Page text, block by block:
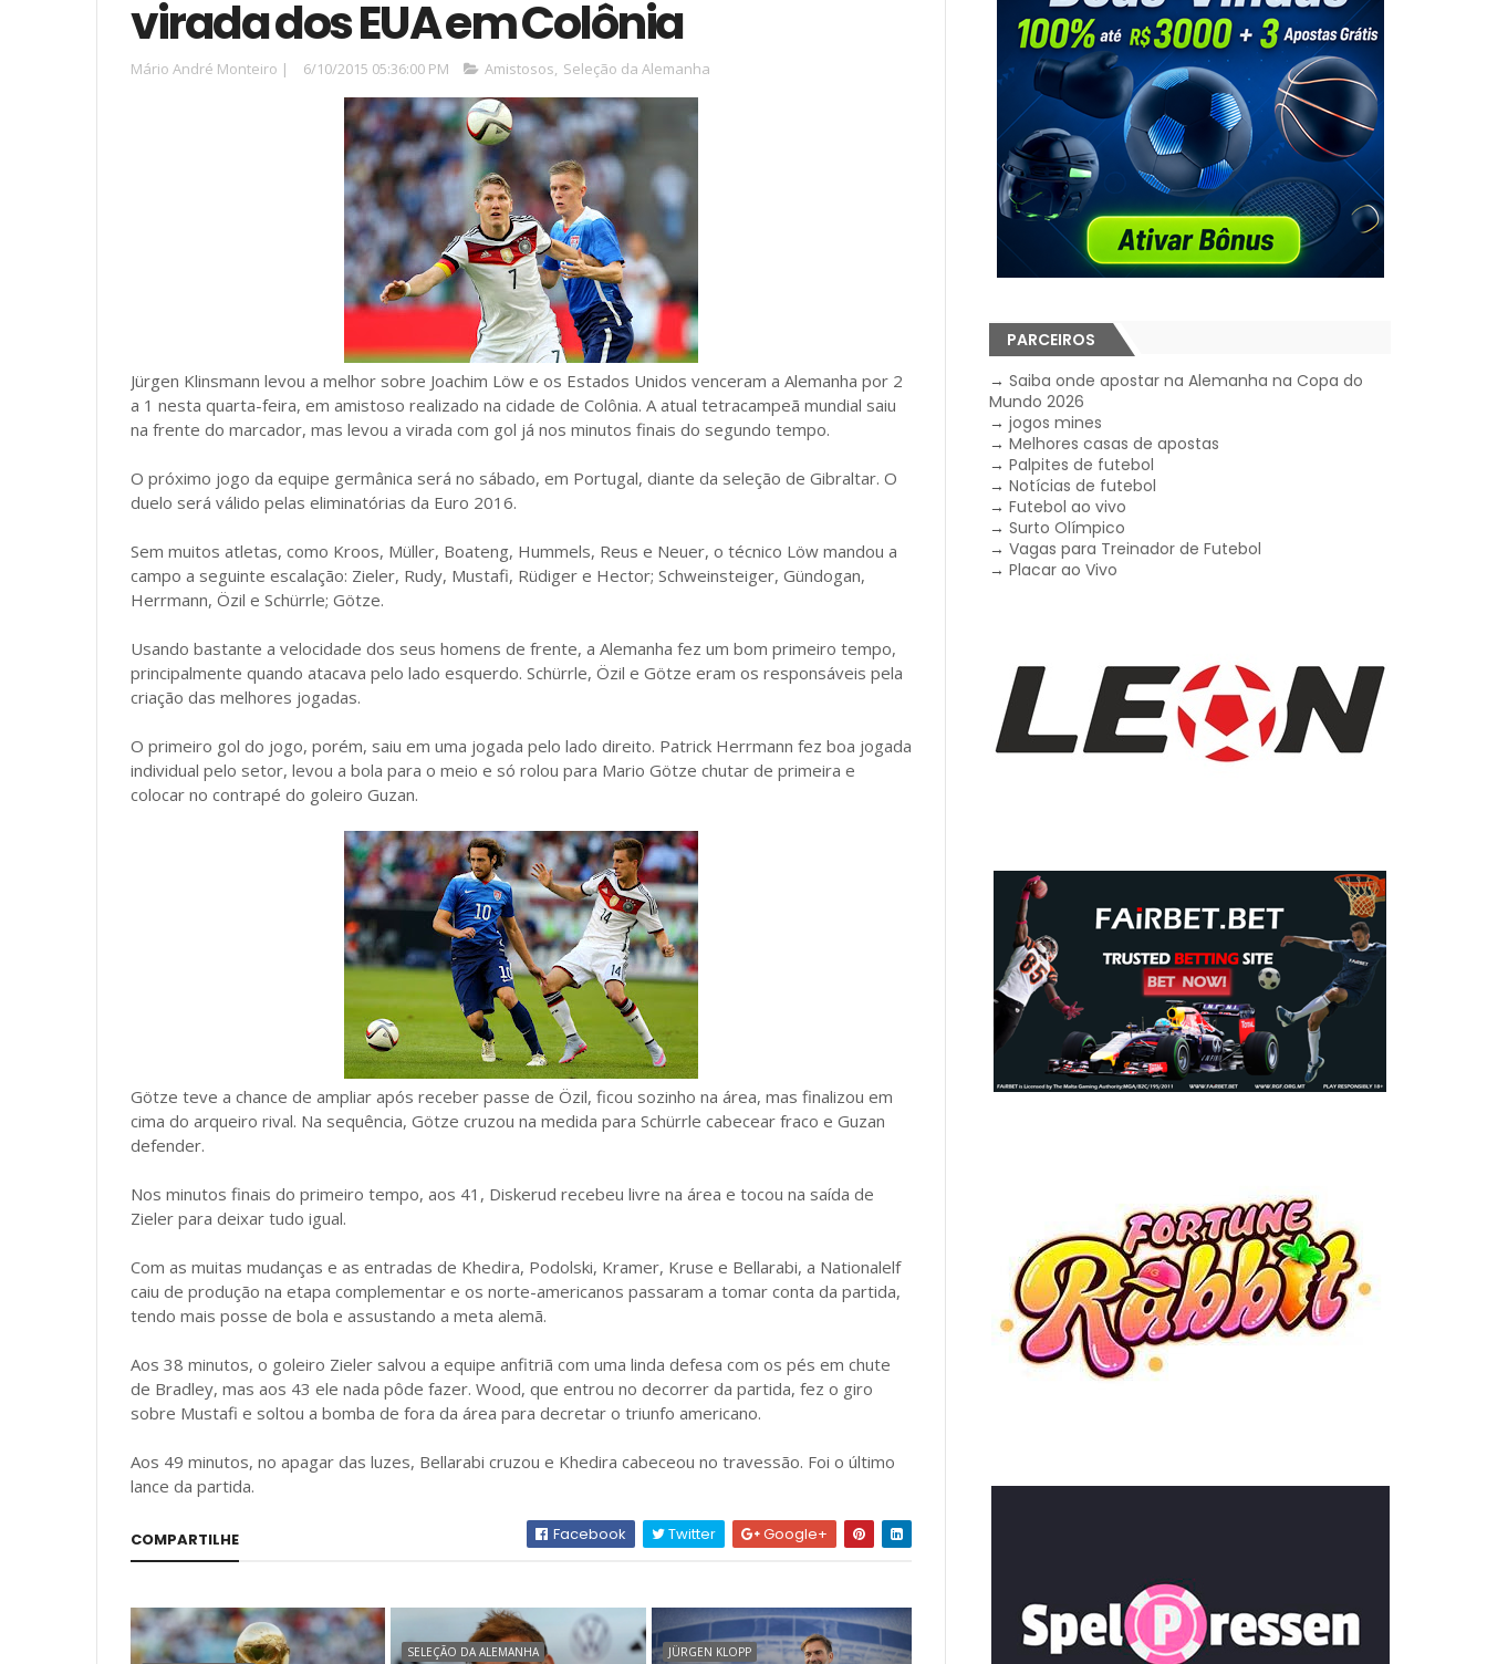
virada dos EUA em Colônia
Mário André Monteiro | 6/10/2015 05:36:00 PM Amistosos, Seleção da Alemanha
Jürgen Klinsmann levou a melhor sobre Joachim Löw e os Estados Unidos venceram a Alemanha por 2
a 1 nesta quarta-feira, em amistoso realizado na cidade de Colônia. A atual tetracampeã mundial saiu
na frente do marcador, mas levou a virada com gol já nos minutos finais do segundo tempo.
O próximo jogo da equipe germânica será no sábado, em Portugal, diante da seleção de Gibraltar. O
duelo será válido pelas eliminatórias da Euro 2016.
Sem muitos atletas, como Kroos, Müller, Boateng, Hummels, Reus e Neuer, o técnico Löw mandou a
campo a seguinte escalação: Zieler, Rudy, Mustafi, Rüdiger e Hector; Schweinsteiger, Gündogan,
Herrmann, Özil e Schürrle; Götze.
Usando bastante a velocidade dos seus homens de frente, a Alemanha fez um bom primeiro tempo,
principalmente quando atacava pelo lado esquerdo. Schürrle, Özil e Götze eram os responsáveis pela
criação das melhores jogadas.
O primeiro gol do jogo, porém, saiu em uma jogada pelo lado direito. Patrick Herrmann fez boa jogada
individual pelo setor, levou a bola para o meio e só rolou para Mario Götze chutar de primeira e
colocar no contrapé do goleiro Guzan.
Götze teve a chance de ampliar após receber passe de Özil, ficou sozinho na área, mas finalizou em
cima do arqueiro rival. Na sequência, Götze cruzou na medida para Schürrle cabecear fraco e Guzan
defender.
Nos minutos finais do primeiro tempo, aos 41, Diskerud recebeu livre na área e tocou na saída de
Zieler para deixar tudo igual.
Com as muitas mudanças e as entradas de Khedira, Podolski, Kramer, Kruse e Bellarabi, a Nationalelf
caiu de produção na etapa complementar e os norte-americanos passaram a tomar conta da partida,
tendo mais posse de bola e assustando a meta alemã.
Aos 38 minutos, o goleiro Zieler salvou a equipe anfitriã com uma linda defesa com os pés em chute
de Bradley, mas aos 43 ele nada pôde fazer. Wood, que entrou no decorrer da partida, fez o giro
sobre Mustafi e soltou a bomba de fora da área para decretar o triunfo americano.
Aos 49 minutos, no apagar das luzes, Bellarabi cruzou e Khedira cabeceou no travessão. Foi o último
lance da partida.
COMPARTILHE Facebook Twitter Google+
SELEÇÃO DA ALEMANHA JÜRGEN KLOPP
PARCEIROS
→Saiba onde apostar na Alemanha na Copa do
Mundo 2026
→jogos mines
→Melhores casas de apostas
→Palpites de futebol
→Notícias de futebol
→Futebol ao vivo
→Surto Olímpico
→Vagas para Treinador de Futebol
→Placar ao Vivo